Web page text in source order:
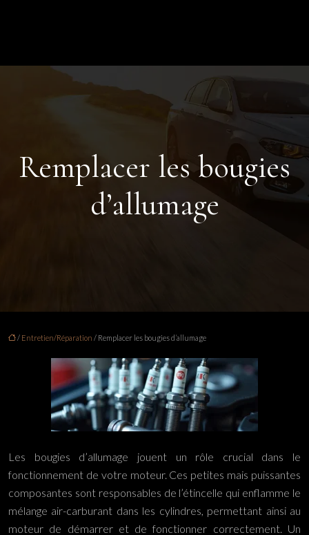
Remplacer les bougies
d’allumage
/ Entretien/Réparation / Remplacer les bougies d’allumage
Les bougies d’allumage jouent un rôle crucial dans le
fonctionnement de votre moteur. Ces petites mais puissantes
composantes sont responsables de l’étincelle qui enflamme le
mélange air-carburant dans les cylindres, permettant ainsi au
moteur de démarrer et de fonctionner correctement. Un